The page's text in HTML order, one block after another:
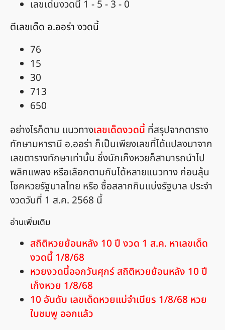
เลขเด่นงวดนี้ 1 - 5 - 3 - 0
ตีเลขเด็ด อ.ออร่า งวดนี้
76
15
30
713
650
อย่างไรก็ตาม แนวทางเลขเด็ดงวดนี้ ที่สรุปจากตาราง
ทักษามหารานี อ.ออร่า ก็เป็นเพียงเลขที่ได้แปลงมาจาก
เลขตารางทักษาเท่านั้น ซึ่งนักเก็งหวยก็สามารถนำไป
พลิกแพลง หรือเลือกตามกันได้หลายแนวทาง ก่อนลุ้น
โชคหวยรัฐบาลไทย หรือ ซื้อสลากกินแบ่งรัฐบาล ประจำ
งวดวันที่ 1 ส.ค. 2568 นี้
อ่านเพิ่มเติม
สถิติหวยย้อนหลัง 10 ปี งวด 1 ส.ค. หาเลขเด็ด
งวดนี้ 1/8/68
หวยงวดนี้ออกวันศุกร์ สถิติหวยย้อนหลัง 10 ปี
เก็งหวย 1/8/68
10 อันดับ เลขเด็ดหวยแม่จำเนียร 1/8/68 หวย
ใบชมพู ออกแล้ว